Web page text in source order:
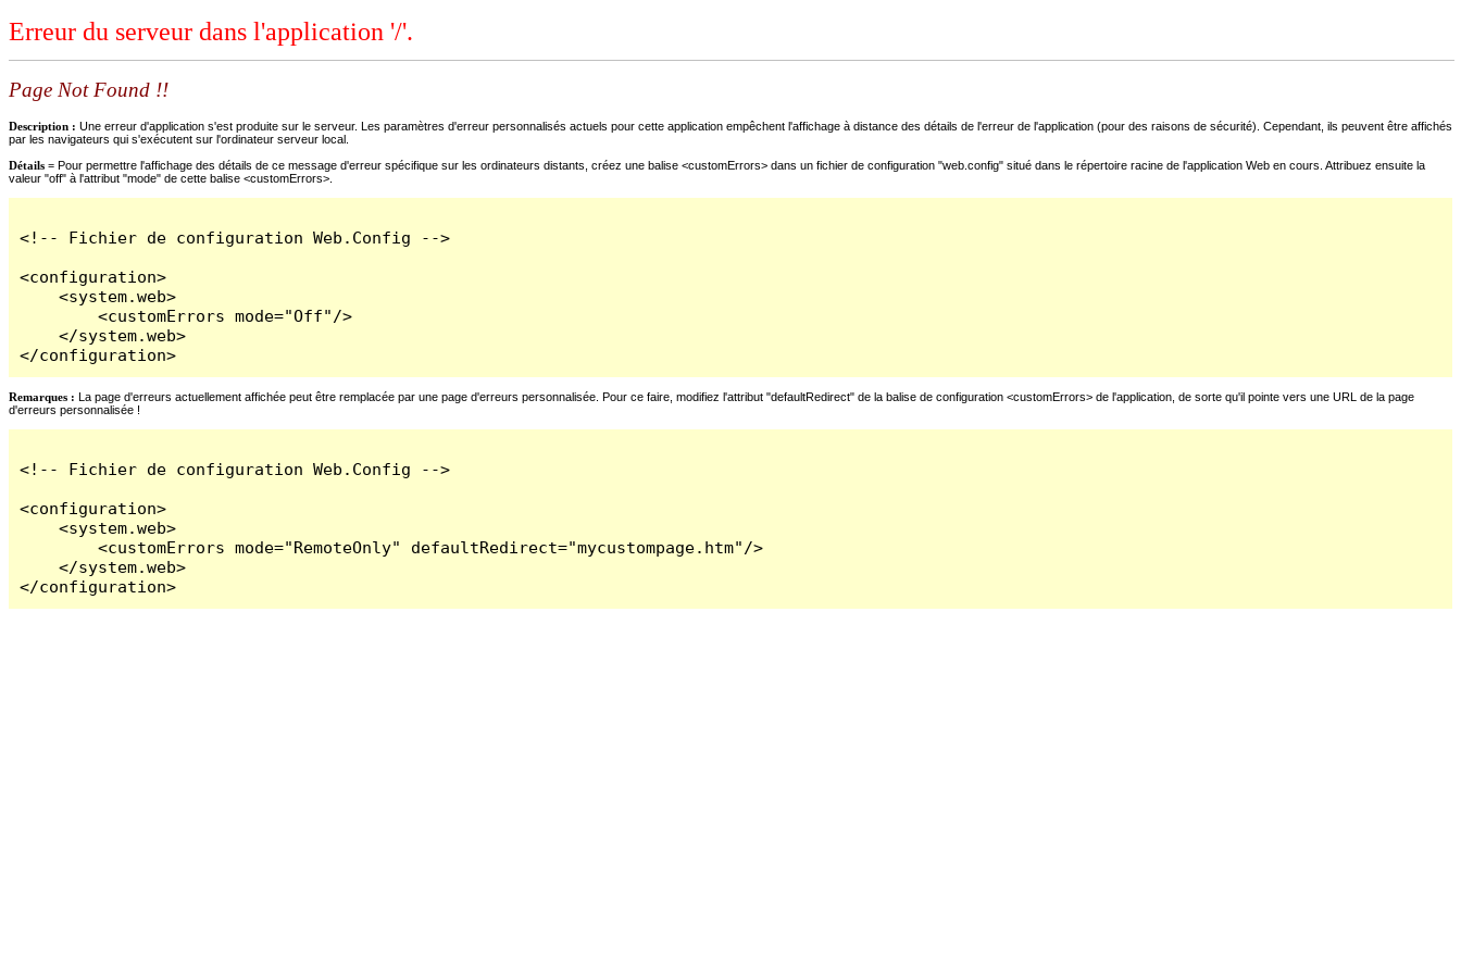
Erreur du serveur dans l'application '/'.
Page Not Found !!
Description : Une erreur d'application s'est produite sur le serveur. Les paramètres d'erreur personnalisés actuels pour cette application empêchent l'affichage à distance des détails de l'erreur de l'application (pour des raisons de sécurité). Cependant, ils peuvent être affichés
par les navigateurs qui s'exécutent sur l'ordinateur serveur local.
Détails = Pour permettre l'affichage des détails de ce message d'erreur spécifique sur les ordinateurs distants, créez une balise <customErrors> dans un fichier de configuration "web.config" situé dans le répertoire racine de l'application Web en cours. Attribuez ensuite la
valeur "off" à l'attribut "mode" de cette balise <customErrors>.
<!-- Fichier de configuration Web.Config -->
<configuration>
    <system.web>
        <customErrors mode="Off"/>
    </system.web>
</configuration>
Remarques : La page d'erreurs actuellement affichée peut être remplacée par une page d'erreurs personnalisée. Pour ce faire, modifiez l'attribut "defaultRedirect" de la balise de configuration <customErrors> de l'application, de sorte qu'il pointe vers une URL de la page
d'erreurs personnalisée !
<!-- Fichier de configuration Web.Config -->
<configuration>
    <system.web>
        <customErrors mode="RemoteOnly" defaultRedirect="mycustompage.htm"/>
    </system.web>
</configuration>